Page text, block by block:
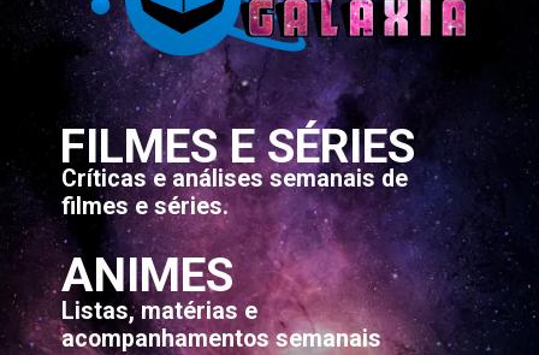
FILMES E SÉRIES
Críticas e análises semanais de
filmes e séries.
ANIMES
Listas, matérias e
acompanhamentos semanais